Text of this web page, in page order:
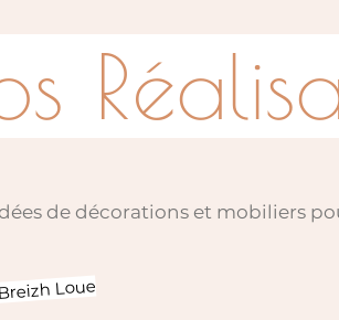
Loue
de décorations et mobiliers